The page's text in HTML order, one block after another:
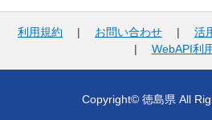
利用規約 | お問い合わせ | 活
| WebAPI利
Copyright© 徳島県 All